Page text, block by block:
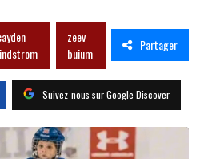
zeev
buium
Partager
Suivez-nous sur Google Discover